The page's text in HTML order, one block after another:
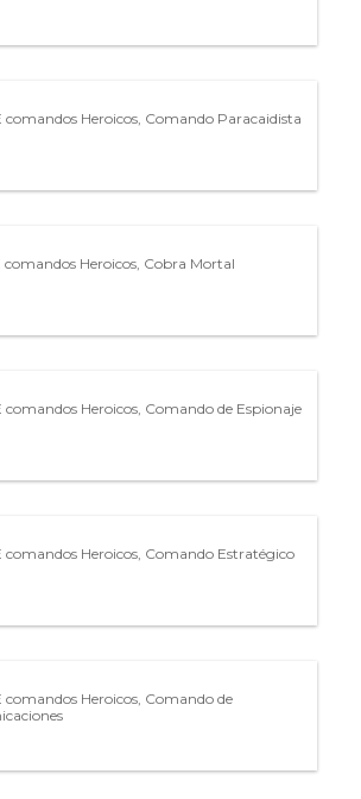
comandos Heroicos, Comando Paracaidista
comandos Heroicos, Cobra Mortal
comandos Heroicos, Comando de Espionaje
comandos Heroicos, Comando Estratégico
comandos Heroicos, Comando de